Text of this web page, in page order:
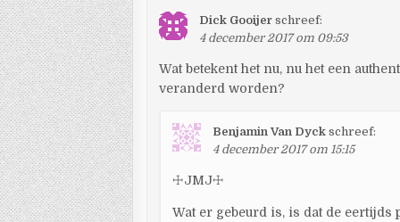
Dick Gooijer schreef:
4 december 2017 om 09:53
Wat betekent het nu, nu het een
veranderd worden?
Benjamin Van Dyck schreef:
4 december 2017 om 15:15
☩JMJ☩
Wat er gebeurd is, is dat de